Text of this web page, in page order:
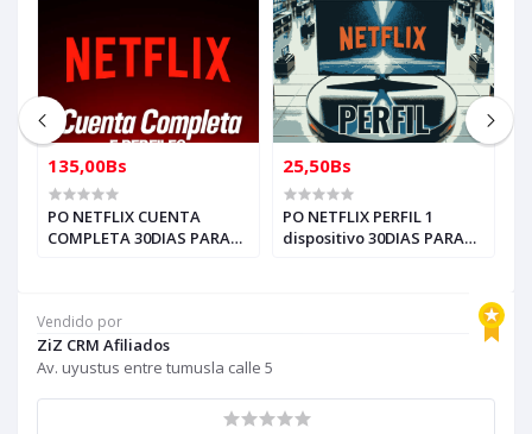
Vendido por
ZiZ CRM Afiliados
Av. uyustus entre tumusla calle 5
135,00Bs
PO NETFLIX CUENTA
COMPLETA 30DIAS PARA
25,50Bs
PO NETFLIX PERFIL 1
dispositivo 30DIAS PARA